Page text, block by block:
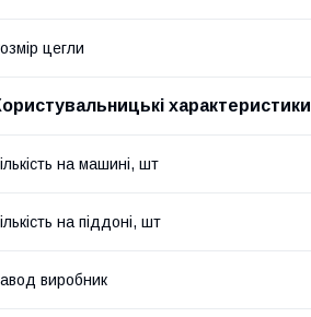
цегли
характеристики
на машині, шт
на піддоні, шт
виробник